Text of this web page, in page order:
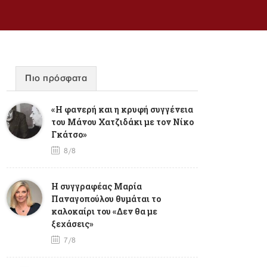
Πιο πρόσφατα
«Η φανερή και η κρυφή συγγένεια
του Μάνου Χατζιδάκι με τον Νίκο
Γκάτσο»
8/8
Η συγγραφέας Μαρία
Παναγοπούλου θυμάται το
καλοκαίρι του «Δεν θα με
ξεχάσεις»
7/8